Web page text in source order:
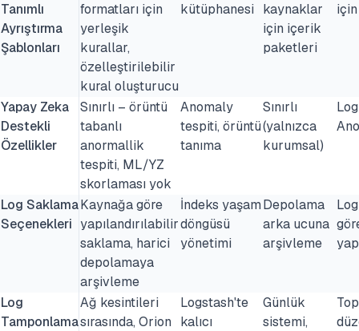
Tanımlı
Ayrıştırma
Şablonları
formatları için
yerleşik
kurallar,
özelleştirilebilir
kural oluşturucu
kütüphanesi
kaynaklar
için içerik
paketleri
Yapay Zeka
Destekli
Özellikler
Sınırlı – örüntü
tabanlı
anormallik
tespiti, ML/YZ
skorlaması yok
Anomaly
tespiti, örüntü
tanıma
Sınırlı
(yalnızca
kurumsal)
Log Saklama
Seçenekleri
Kaynağa göre
yapılandırılabilir
saklama, harici
depolamaya
arşivleme
İndeks yaşam
döngüsü
yönetimi
Depolama
arka ucuna
arşivleme
Log
Tamponlama
Ağ kesintileri
sırasında, Orion
Logstash'te
kalıcı
Günlük
sistemi,